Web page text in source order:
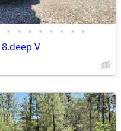
• • • • • • • •
V